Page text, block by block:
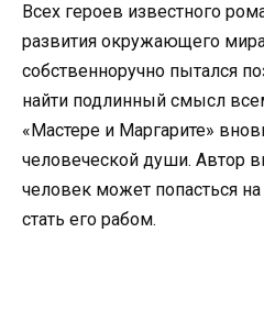
Всех героев известного
развития окружающего
собственноручно пытался
найти подлинный смысл
«Мастере и Маргарите»
человеческой души. Автор
человек может попасться
стать его рабом.